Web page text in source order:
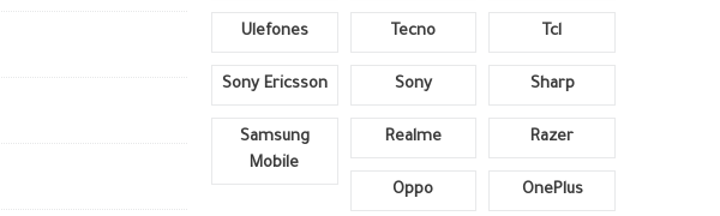
Ulefones Tecno Tcl
Sony Ericsson Sony Sharp
Samsung
Mobile
Realme Razer
Oppo OnePlus